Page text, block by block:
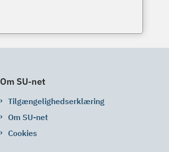
Om SU-net
Tilgængelighedserklæring
Om SU-net
Cookies